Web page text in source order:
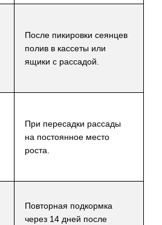
После пикировки сеянцев
полив в кассеты или
ящики с рассадой.
При пересадки рассады
на постоянное место
роста.
Повторная подкормка
через 14 дней после